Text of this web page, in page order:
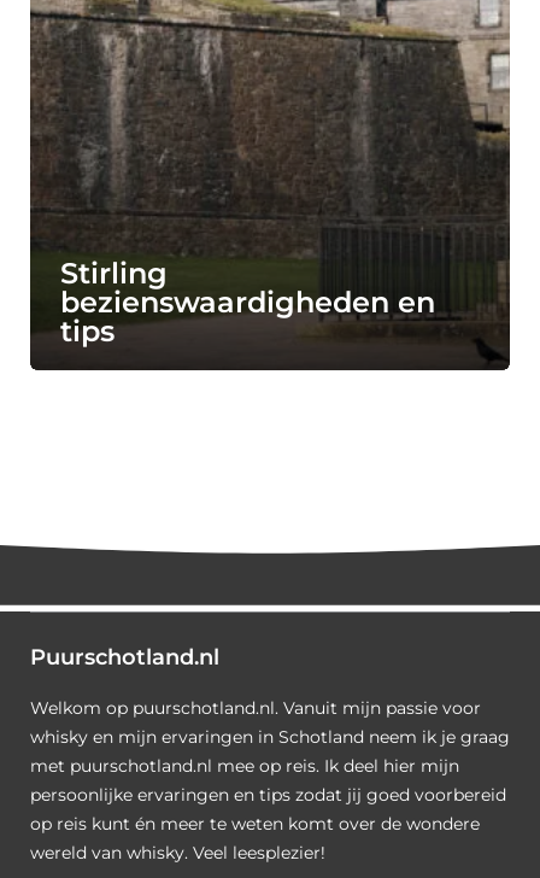
Stirling
bezienswaardigheden en
tips
Puurschotland.nl
Welkom op puurschotland.nl. Vanuit mijn passie voor
whisky en mijn ervaringen in Schotland neem ik je graag
met puurschotland.nl mee op reis. Ik deel hier mijn
persoonlijke ervaringen en tips zodat jij goed voorbereid
op reis kunt én meer te weten komt over de wondere
wereld van whisky. Veel leesplezier!